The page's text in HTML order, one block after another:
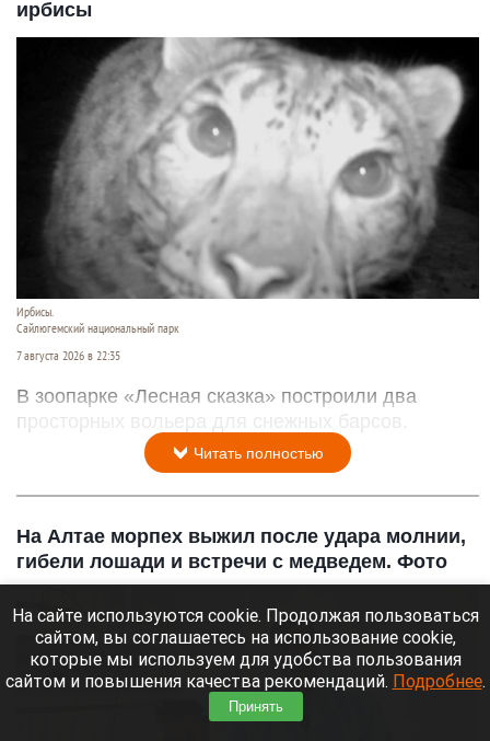
ирбисы
Ирбисы.
Сайлюгемский национальный парк
7 августа 2026 в 22:35
В зоопарке «Лесная сказка» построили два
просторных вольера для снежных барсов.
Читать полностью
На Алтае морпех выжил после удара молнии,
гибели лошади и встречи с медведем. Фото
На сайте используются cookie. Продолжая пользоваться
сайтом, вы соглашаетесь на использование cookie,
которые мы используем для удобства пользования
сайтом и повышения качества рекомендаций. Подробнее.
Принять